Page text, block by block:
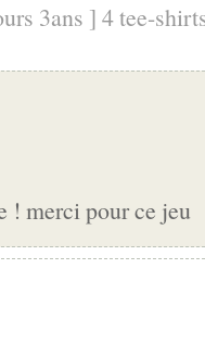
3ans ] 4 tee-
! merci pour ce jeu